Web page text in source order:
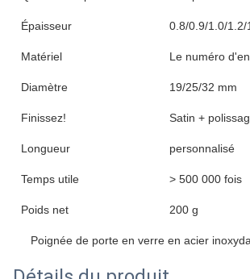
Épaisseur 0.8/0.9/1.0/1.2/
Matériel Le numéro
Diamètre 19/25/32 mm
Finissez! Satin +
Longueur personnalisé
Temps utile > 500 000 fois
Poids net 200 g
Poignée de porte en verre en acier